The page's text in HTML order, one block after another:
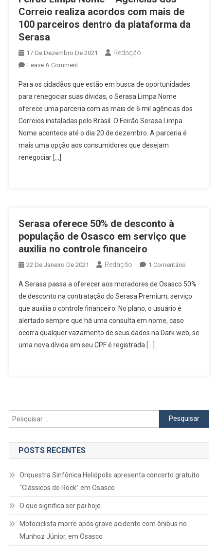
Correio realiza acordos com mais de
100 parceiros dentro da plataforma da
Serasa
17 De Dezembro De 2021 Redação
Leave A CommentOn
Limpa
Nome
–
Agências
Dos
Correio
Parceiros
Dentro
Da
Para os cidadãos que estão em busca de oportunidades
para renegociar suas dívidas, o Serasa Limpa Nome
oferece uma parceria com as mais de 6 mil agências dos
Correios instaladas pelo Brasil. O Feirão Serasa Limpa
Nome acontece até o dia 20 de dezembro. A parceria é
mais uma opção aos consumidores que desejam
renegociar […]
Serasa oferece 50% de desconto à
população de Osasco em serviço que
auxilia no controle financeiro
22 De Janeiro De 2021 Redação 1 ComentárioEm
Oferece
50%
À
Auxilia
No
Financeiro
A Serasa passa a oferecer aos moradores de Osasco 50%
de desconto na contratação do Serasa Premium, serviço
que auxilia o controle financeiro. No plano, o usuário é
alertado sempre que há uma consulta em nome, caso
ocorra qualquer vazamento de seus dados na Dark web, se
uma nova dívida em seu CPF é registrada […]
Pesquisar
por:
POSTS RECENTES
Orquestra Sinfônica Heliópolis apresenta concerto gratuito
“Clássicos do Rock” em Osasco
O que significa ser pai hoje
Motociclista morre após grave acidente com ônibus no
Munhoz Júnior, em Osasco